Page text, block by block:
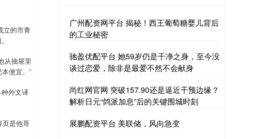
立的市青
从抽屉里
便宜。”
外文译
页是他哥
广州配资网平台 揭秘！西王葡萄糖婴儿背后
的工业秘密
驰盈优配平台 她59岁仍是干净之身，至今没
谈过恋爱，除非是最爱不然不会献身
尚红网官网 突破157.90还是逼近干预边缘？
解析日元“鸽派加息”后的关键围城时刻
展鹏配资平台 美联储，风向急变